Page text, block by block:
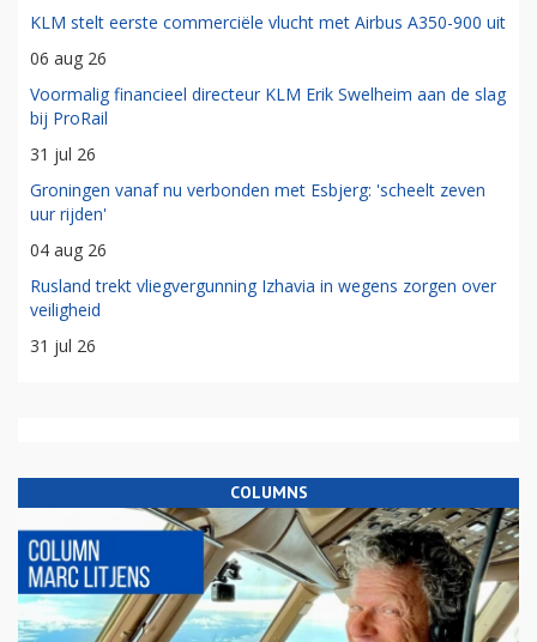
KLM stelt eerste commerciële vlucht met Airbus A350-900 uit
06 aug 26
Voormalig financieel directeur KLM Erik Swelheim aan de slag
bij ProRail
31 jul 26
Groningen vanaf nu verbonden met Esbjerg: 'scheelt zeven
uur rijden'
04 aug 26
Rusland trekt vliegvergunning Izhavia in wegens zorgen over
veiligheid
31 jul 26
COLUMNS